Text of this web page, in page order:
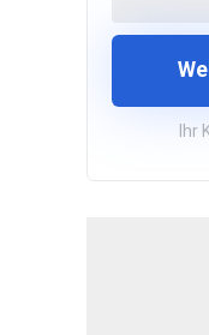
Ihr